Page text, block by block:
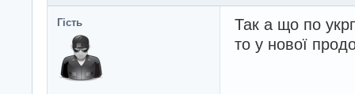
Гість
Так а що по
то у нової